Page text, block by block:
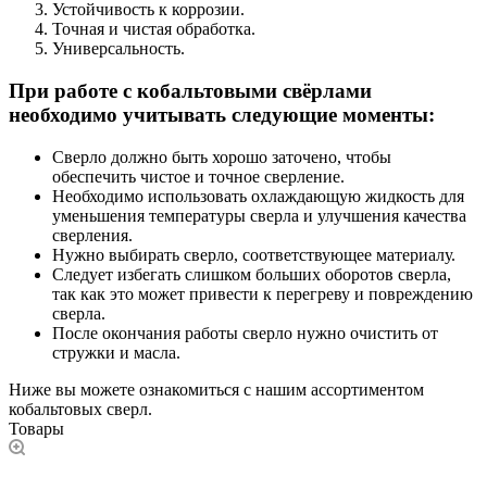
Устойчивость к коррозии.
Точная и чистая обработка.
Универсальность.
При работе с кобальтовыми свёрлами
необходимо учитывать следующие моменты:
Сверло должно быть хорошо заточено, чтобы
обеспечить чистое и точное сверление.
Необходимо использовать охлаждающую жидкость для
уменьшения температуры сверла и улучшения качества
сверления.
Нужно выбирать сверло, соответствующее материалу.
Следует избегать слишком больших оборотов сверла,
так как это может привести к перегреву и повреждению
сверла.
После окончания работы сверло нужно очистить от
стружки и масла.
Ниже вы можете ознакомиться с нашим ассортиментом
кобальтовых сверл.
Товары